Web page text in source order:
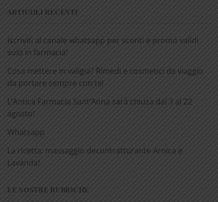
ARTICOLI RECENTI
Iscriviti al canale whatsapp per sconti e promo validi
solo in farmacia!
Cosa mettere in valigia? Rimedi e cosmetici da viaggio
da portare sempre con te!
L’Antica Farmacia Sant’Anna sarà chiusa dal 3 al 22
agosto!
Whatsapp
La ricetta: massaggio decontratturante Arnica e
Lavanda!
LE NOSTRE RUBRICHE